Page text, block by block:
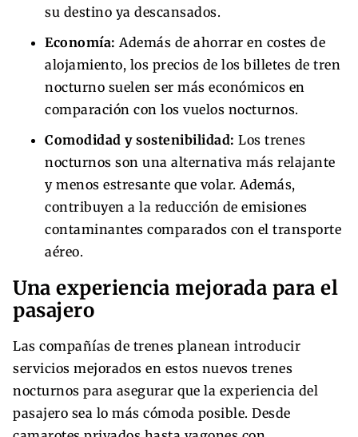
su destino ya descansados.
Economía: Además de ahorrar en costes de
alojamiento, los precios de los billetes de tren
nocturno suelen ser más económicos en
comparación con los vuelos nocturnos.
Comodidad y sostenibilidad: Los trenes
nocturnos son una alternativa más relajante
y menos estresante que volar. Además,
contribuyen a la reducción de emisiones
contaminantes comparados con el transporte
aéreo.
Una experiencia mejorada para el
pasajero
Las compañías de trenes planean introducir
servicios mejorados en estos nuevos trenes
nocturnos para asegurar que la experiencia del
pasajero sea lo más cómoda posible. Desde